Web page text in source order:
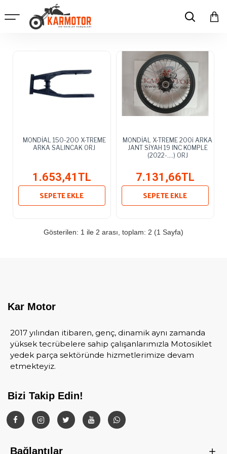
MONDİAL 150-200 X-TREME
ARKA SALINCAK ORJ
1.653,41TL
SEPETE EKLE
MONDİAL X-TREME 200i ARKA
JANT SİYAH 19 INC KOMPLE
(2022-....) ORJ
7.131,66TL
SEPETE EKLE
Gösterilen: 1 ile 2 arası, toplam: 2 (1 Sayfa)
Kar Motor
2017 yılından itibaren, genç, dinamik aynı zamanda
yüksek tecrübelere sahip çalışanlarımızla Motosiklet
yedek parça sektöründe hizmetlerimize devam
etmekteyiz.
Bizi Takip Edin!
Bağlantılar